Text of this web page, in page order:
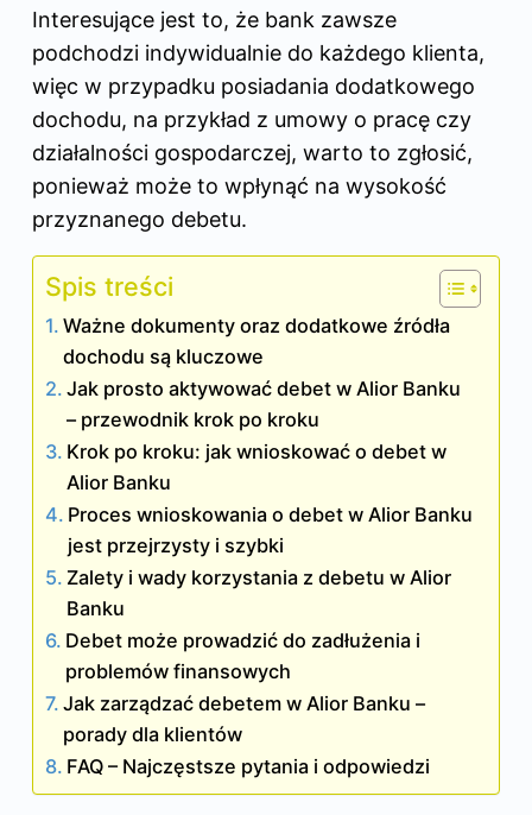
Interesujące jest to, że bank zawsze
podchodzi indywidualnie do każdego klienta,
więc w przypadku posiadania dodatkowego
dochodu, na przykład z umowy o pracę czy
działalności gospodarczej, warto to zgłosić,
ponieważ może to wpłynąć na wysokość
przyznanego debetu.
Spis treści
Ważne dokumenty oraz dodatkowe źródła
dochodu są kluczowe
Jak prosto aktywować debet w Alior Banku
– przewodnik krok po kroku
Krok po kroku: jak wnioskować o debet w
Alior Banku
Proces wnioskowania o debet w Alior Banku
jest przejrzysty i szybki
Zalety i wady korzystania z debetu w Alior
Banku
Debet może prowadzić do zadłużenia i
problemów finansowych
Jak zarządzać debetem w Alior Banku –
porady dla klientów
FAQ – Najczęstsze pytania i odpowiedzi